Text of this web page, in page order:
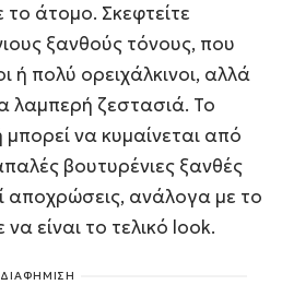
άτομο. Σκεφτείτε
ξανθούς τόνους, που
ή πολύ ορειχάλκινοι, αλλά
λαμπερή ζεστασιά. Το
να κυμαίνεται από
βουτυρένιες ξανθές
αποχρώσεις, ανάλογα με το
είναι το τελικό look.
ΔΙΑΦΗΜΙΣΗ